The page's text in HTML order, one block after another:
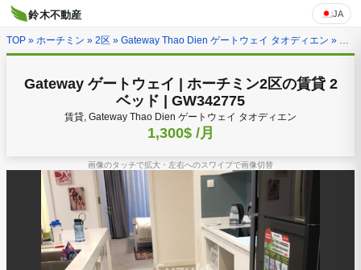
TOP » ホーチミン » 2区 » Gateway Thao Dien ゲートウェイ タオディエン » Gateway ゲートウェイ | ホーチミン2区の賃貸 2ベッド | GW342775
Gateway ゲートウェイ | ホーチミン2区の賃貸 2
ベッド | GW342775
賃貸, Gateway Thao Dien ゲートウェイ タオディエン
1,300$ /月
画像のタッチで拡大・左右へのスワイプで画像切替
鈴木不動産 JA